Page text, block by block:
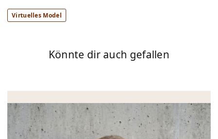
Virtuelles Model
Könnte dir auch gefallen